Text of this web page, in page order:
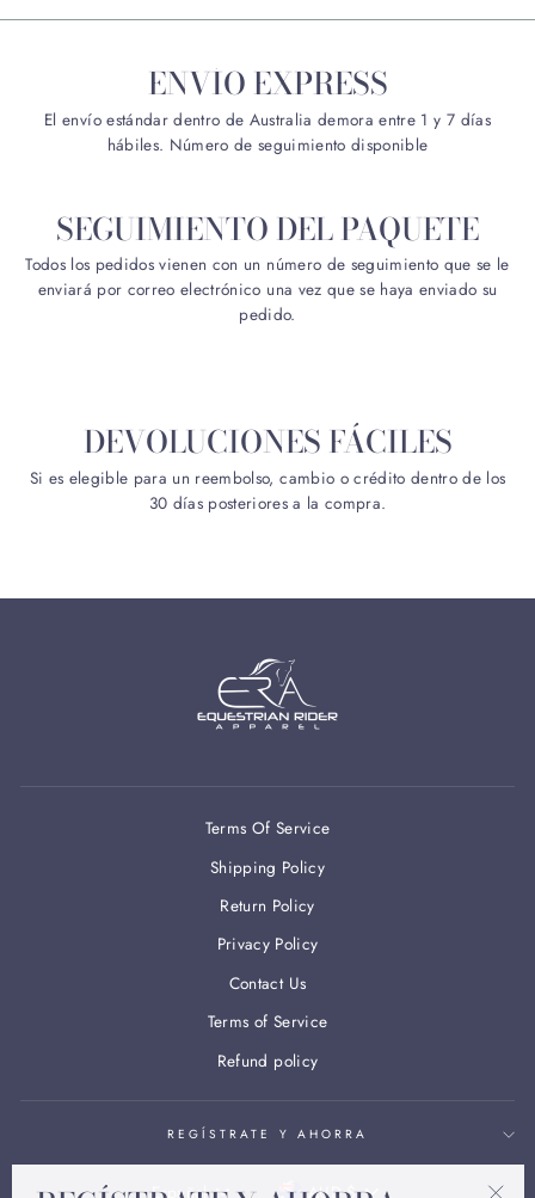
ENVÍO EXPRESS
El envío estándar dentro de Australia demora entre 1 y 7 días
hábiles. Número de seguimiento disponible
SEGUIMIENTO DEL PAQUETE
Todos los pedidos vienen con un número de seguimiento que se le
enviará por correo electrónico una vez que se haya enviado su
pedido.
DEVOLUCIONES FÁCILES
Si es elegible para un reembolso, cambio o crédito dentro de los
30 días posteriores a la compra.
Terms Of Service
Shipping Policy
Return Policy
Privacy Policy
Contact Us
Terms of Service
Refund policy
REGÍSTRATE Y AHORRA
Español AUD $